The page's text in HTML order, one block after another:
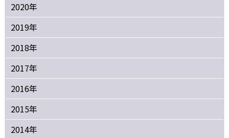
2020年
2019年
2018年
2017年
2016年
2015年
2014年